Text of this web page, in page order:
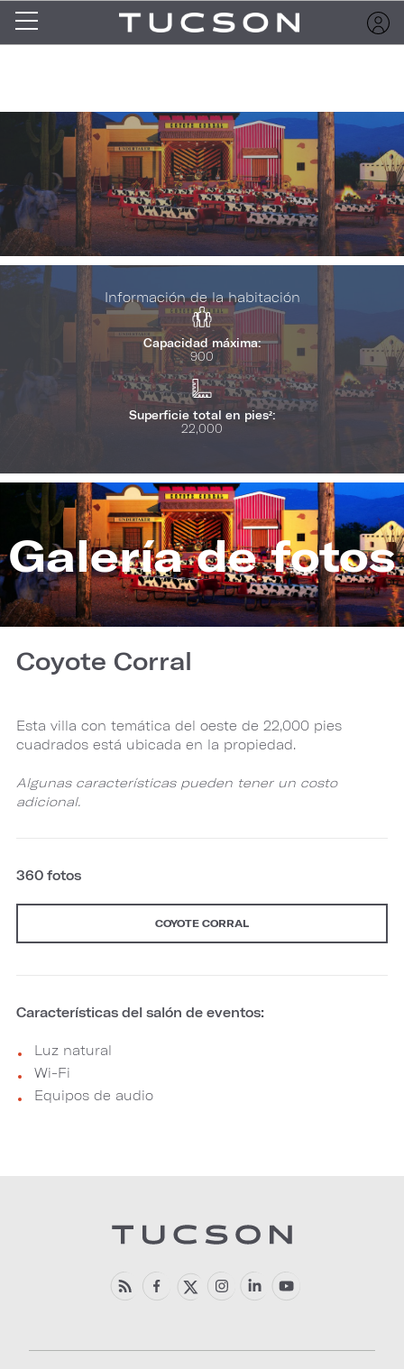
Información de la habitación
Capacidad máxima:
900
Superficie total en pies²:
22,000
Galería de fotos
Coyote Corral
Esta villa con temática del oeste de 22,000 pies
cuadrados está ubicada en la propiedad.
Algunas características pueden tener un costo
adicional.
360 fotos
COYOTE CORRAL
Características del salón de eventos:
Luz natural
Wi-Fi
Equipos de audio